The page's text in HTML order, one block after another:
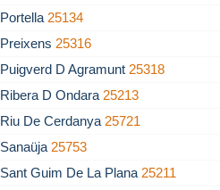
Portella 25134
Preixens 25316
Puigverd D Agramunt 25318
Ribera D Ondara 25213
Riu De Cerdanya 25721
Sanaüja 25753
Sant Guim De La Plana 25211